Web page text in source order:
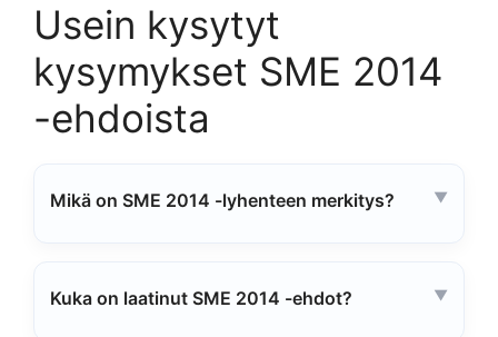
Usein kysytyt
kysymykset SME 2014
-ehdoista
Mikä on SME 2014 -lyhenteen merkitys?
Kuka on laatinut SME 2014 -ehdot?